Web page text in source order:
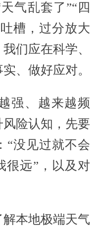
气乱套了”“四
槽，过分放大
们应在科学、
、做好应对。
、越来越频
险认知，先要
“没见过就不会
很远”，以及对
本地极端天气